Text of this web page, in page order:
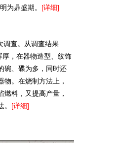
为鼎盛期。 [详细]
调查。从调查结果
厚，在器物造型、纹饰
碗、碟为多，同时还
。在烧制方法上，
料，又提高产量，
[详细]